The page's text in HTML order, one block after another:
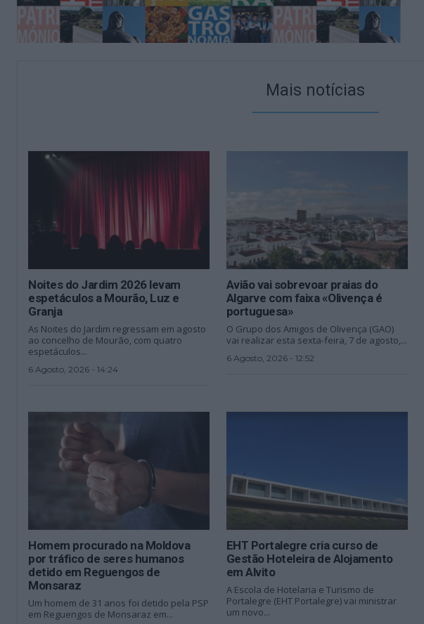
Mais notícias
Noites do Jardim 2026 levam
espetáculos a Mourão, Luz e
Granja
As Noites do Jardim regressam em agosto
ao concelho de Mourão, com quatro
espetáculos...
6 Agosto, 2026 - 14:24
Avião vai sobrevoar praias do
Algarve com faixa «Olivença é
portuguesa»
O Grupo dos Amigos de Olivença (GAO)
vai realizar esta sexta-feira, 7 de agosto,...
6 Agosto, 2026 - 12:52
Homem procurado na Moldova
por tráfico de seres humanos
detido em Reguengos de
Monsaraz
Um homem de 31 anos foi detido pela PSP
em Reguengos de Monsaraz em...
EHT Portalegre cria curso de
Gestão Hoteleira de Alojamento
em Alvito
A Escola de Hotelaria e Turismo de
Portalegre (EHT Portalegre) vai ministrar
um novo...